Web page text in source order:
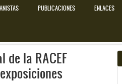
PUBLICACIONES ENLACES
de la RACEF